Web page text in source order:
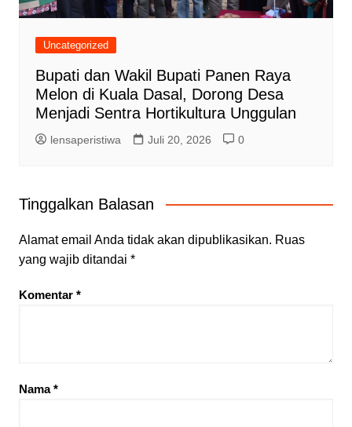
Uncategorized
Bupati dan Wakil Bupati Panen Raya
Melon di Kuala Dasal, Dorong Desa
Menjadi Sentra Hortikultura Unggulan
lensaperistiwa Juli 20, 2026 0
Tinggalkan Balasan
Alamat email Anda tidak akan dipublikasikan. Ruas
yang wajib ditandai *
Komentar *
Nama*